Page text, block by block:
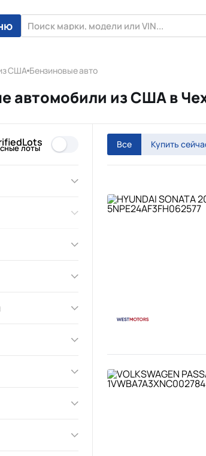
США Бензиновые авто
автомобили из США в
лоты Все Купить